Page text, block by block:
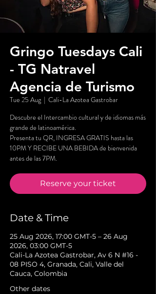
Gringo Tuesdays Cali
- TG Natravel
Agencia de Turismo
Tue 25 Aug
  |
Cali-La Azotea Gastrobar
Descubre el Intercambio cultural y de idiomas más
grande de latinoamérica.
Presenta tu QR, INGRESA GRATIS hasta las
10PM Y RECIBE UNA BEBIDA de bienvenida
antes de las 7PM.
Reserve your ticket
Date & Time
25 Aug 2026, 17:00 GMT-5 – 26 Aug
2026, 03:00 GMT-5
Cali-La Azotea Gastrobar, Av 6 N #16 -
08 PISO 4, Granada, Cali, Valle del
Cauca, Colombia
Other dates